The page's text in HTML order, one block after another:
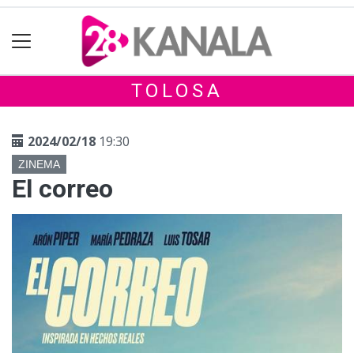
TOLOSA
2024/02/18 19:30
ZINEMA
El correo